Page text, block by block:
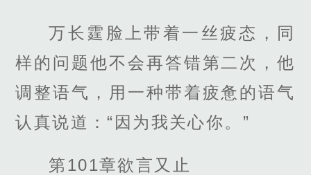
万长霆脸上带着一丝疲态，同
样的问题他不会再答错第二次，他
调整语气，用一种带着疲惫的语气
认真说道：“因为我关心你。”
第101章欲言又止